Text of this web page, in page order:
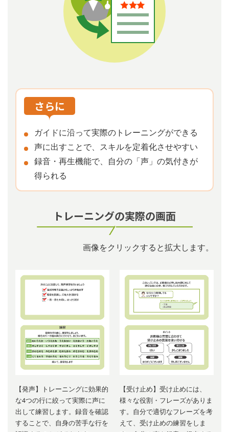
さらに
ガイドに沿って実際のトレーニングができる
声に出すことで、スキルを定着化させやすい
録⾳・再⽣機能で、⾃分の「声」の気付きが
得られる
トレーニングの実際の画⾯
画像をクリックすると拡大します。
【発声】トレーニングに効果的
な4つの行に絞って実際に声に
出して練習します。録音を確認
することで、自身の苦手な行を
【受け止め】受け止めには、
様々な役割・フレーズがありま
す。自分で適切なフレーズを考
えて、受け止めの練習をしま